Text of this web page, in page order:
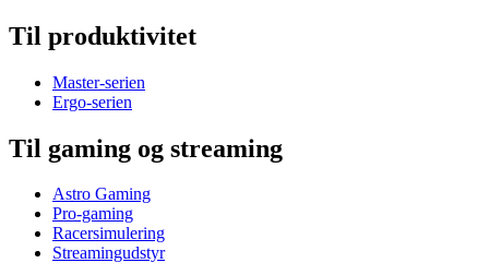
Til produktivitet
Master-serien
Ergo-serien
Til gaming og streaming
Astro Gaming
Pro-gaming
Racersimulering
Streamingudstyr